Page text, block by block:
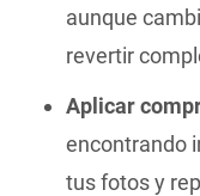
aunque
revertir
Aplicar
encontrando
tus fotos y